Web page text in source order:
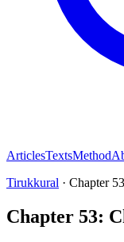
ArticlesTextsMethod
Tirukkural · Chapter 53
Chapter 53: